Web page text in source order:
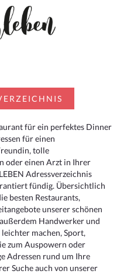
für ein perfektes Dinner
für einen
tolle
oder einen Arzt in Ihrer
Adressverzeichnis
fündig. Übersichtlich
besten Restaurants,
unserer schönen
Handwerker und
machen, Sport,
zum Auspowern oder
Adressen rund um Ihre
Suche auch von unserer